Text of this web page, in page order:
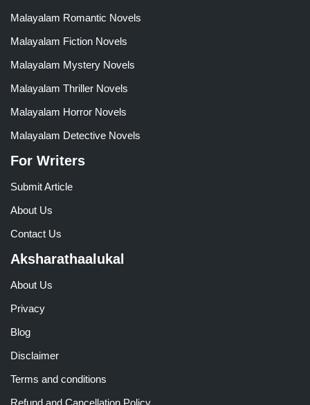
Malayalam Romantic Novels
Malayalam Fiction Novels
Malayalam Mystery Novels
Malayalam Thriller Novels
Malayalam Horror Novels
Malayalam Detective Novels
For Writers
Submit Article
About Us
Contact Us
Aksharathaalukal
About Us
Privacy
Blog
Disclaimer
Terms and conditions
Refund and Cancellation Policy